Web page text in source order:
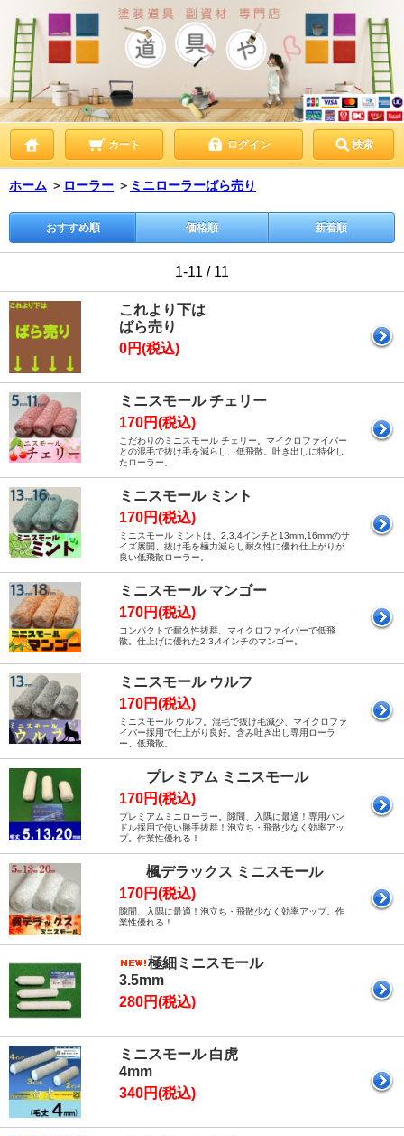
カート ログイン 検索
ホーム ＞ ローラー ＞ ミニローラーばら売り
おすすめ順 価格順 新着順
1-11 / 11
これより下は
ばら売り
0円(税込)
ミニスモール チェリー
170円(税込)
こだわりのミニスモール チェリー。マイクロファイバー
との混毛で抜け毛を減らし、低飛散。吐き出しに特化し
たローラー。
ミニスモール ミント
170円(税込)
ミニスモール ミントは、2,3,4インチと13mm,16mmのサ
イズ展開、抜け毛を極力減らし耐久性に優れ仕上がりが
良い低飛散ローラー。
ミニスモール マンゴー
170円(税込)
コンパクトで耐久性抜群、マイクロファイバーで低飛
散。仕上げに優れた2,3,4インチのマンゴー。
ミニスモール ウルフ
170円(税込)
ミニスモール ウルフ。混毛で抜け毛減少、マイクロファ
イバー採用で仕上がり良好。含み吐き出し専用ローラ
ー、低飛散。
プレミアム ミニスモール
170円(税込)
プレミアムミニローラー。隙間、入隅に最適！専用ハン
ドル採用で使い勝手抜群！泡立ち・飛散少なく効率アッ
プ。作業性優れる！
楓デラックス ミニスモール
170円(税込)
隙間、入隅に最適！泡立ち・飛散少なく効率アップ。作
業性優れる！
極細ミニスモール
3.5mm
280円(税込)
ミニスモール 白虎
4mm
340円(税込)